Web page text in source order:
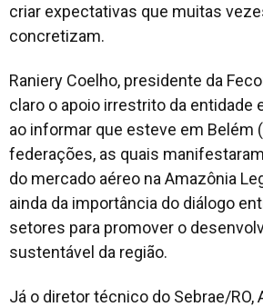
criar expectativas que muitas
concretizam.
Raniery Coelho, presidente da
claro o apoio irrestrito da entidade
ao informar que esteve em Belém
federações, as quais
do mercado aéreo na Amazônia
ainda da importância do diálogo
setores para promover o
sustentável da região.
Já o diretor técnico do Sebrae/RO,